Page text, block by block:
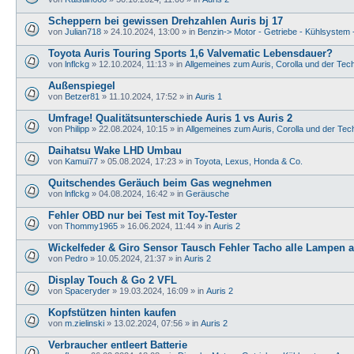
Scheppern bei gewissen Drehzahlen Auris bj 17
von Julian718 » 24.10.2024, 13:00 » in Benzin-> Motor - Getriebe - Kühlsystem
Toyota Auris Touring Sports 1,6 Valvematic Lebensdauer?
von lnflckg » 12.10.2024, 11:13 » in Allgemeines zum Auris, Corolla und der
Außenspiegel
von Betzer81 » 11.10.2024, 17:52 » in Auris 1
Umfrage! Qualitätsunterschiede Auris 1 vs Auris 2
von Philipp » 22.08.2024, 10:15 » in Allgemeines zum Auris, Corolla und der
Daihatsu Wake LHD Umbau
von Kamui77 » 05.08.2024, 17:23 » in Toyota, Lexus, Honda & Co.
Quitschendes Geräuch beim Gas wegnehmen
von lnflckg » 04.08.2024, 16:42 » in Geräusche
Fehler OBD nur bei Test mit Toy-Tester
von Thommy1965 » 16.06.2024, 11:44 » in Auris 2
Wickelfeder & Giro Sensor Tausch Fehler Tacho alle Lampen
von Pedro » 10.05.2024, 21:37 » in Auris 2
Display Touch & Go 2 VFL
von Spaceryder » 19.03.2024, 16:09 » in Auris 2
Kopfstützen hinten kaufen
von m.zielinski » 13.02.2024, 07:56 » in Auris 2
Verbraucher entleert Batterie